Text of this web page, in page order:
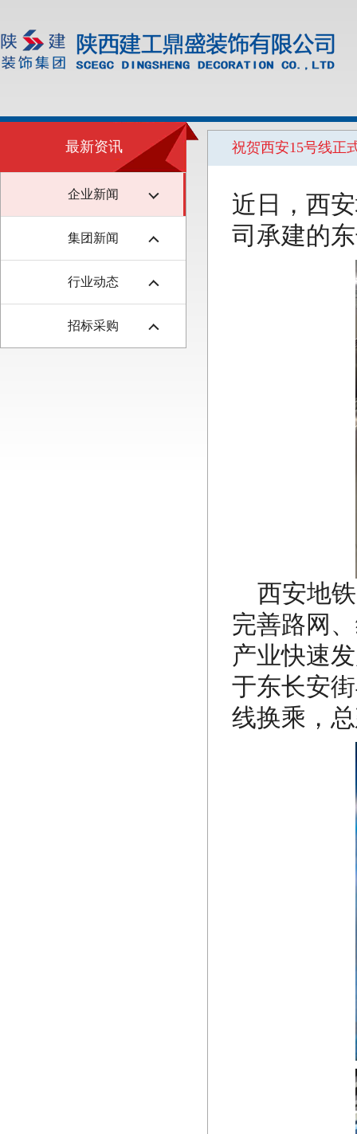
最新资讯
企业新闻
集团新闻
行业动态
招标采购
祝贺西安15号线正
近日，西
司承建的
西安地
完善路网
产业快速
于东长安
线换乘，